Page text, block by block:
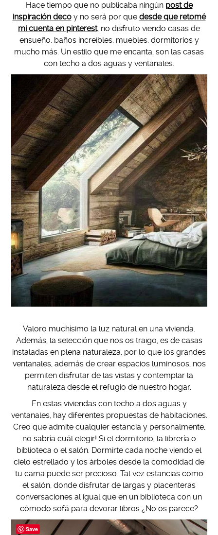
Hace tiempo que no publicaba ningún post de
inspiración decoy no será por que desde que retomé
mi cuenta en pinterest, no disfruto viendo casas de
ensueño, baños increíbles, muebles, dormitorios y
mucho más. Un estilo que me encanta, son las casas
con techo a dos aguas y ventanales.
Valoro muchísimo la luz natural en una vivienda.
Además, la selección que nos os traigo, es de casas
instaladas en plena naturaleza, por lo que los grandes
ventanales, además de crear espacios luminosos, nos
permiten disfrutar de las vistas y contemplar la
naturaleza desde el refugio de nuestro hogar.
En estas viviendas con techo a dos aguas y
ventanales, hay diferentes propuestas de habitaciones.
Creo que admite cualquier estancia y personalmente,
no sabría cuál elegir! Si el dormitorio, la librería o
biblioteca o el salón. Dormirte cada noche viendo el
cielo estrellado y los árboles desde la comodidad de
tu cama puede ser precioso. Tal vez estancias como
el salón, donde disfrutar de largas y placenteras
conversaciones al igual que en un biblioteca con un
cómodo sofá para devorar libros ¿No os parece?
Save